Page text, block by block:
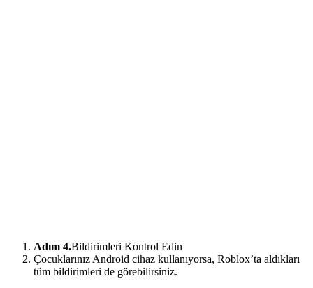
Adım 4.Bildirimleri Kontrol Edin
Çocuklarınız Android cihaz kullanıyorsa, Roblox’ta aldıkları
tüm bildirimleri de görebilirsiniz.